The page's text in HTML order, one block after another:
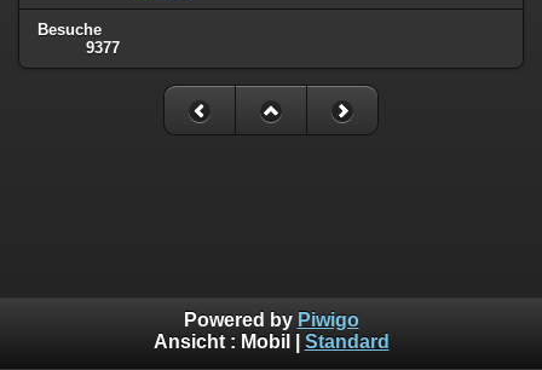
Besuche
9377
Powered by Piwigo
Ansicht : Mobil Standard